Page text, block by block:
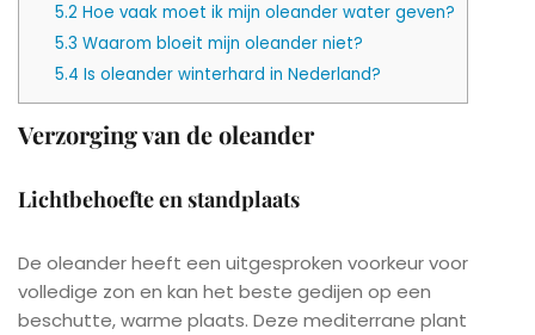
5.2 Hoe vaak moet ik mijn oleander water geven?
5.3 Waarom bloeit mijn oleander niet?
5.4 Is oleander winterhard in Nederland?
Verzorging van de oleander
Lichtbehoefte en standplaats
De oleander heeft een uitgesproken voorkeur voor
volledige zon en kan het beste gedijen op een
beschutte, warme plaats. Deze mediterrane plant